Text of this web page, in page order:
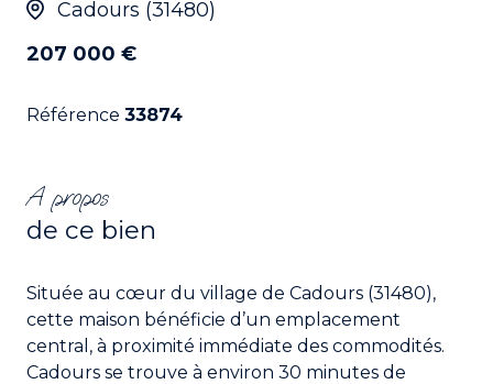
Cadours (31480)
207 000 €
Référence 33874
A propos
de ce bien
Située au cœur du village de Cadours (31480),
cette maison bénéficie d’un emplacement
central, à proximité immédiate des commodités.
Cadours se trouve à environ 30 minutes de